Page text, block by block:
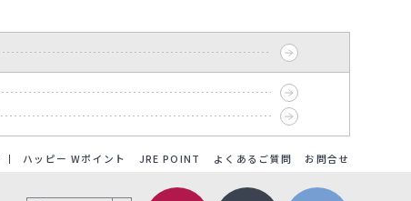
ハッピー Wポイント JRE POINT よくあるご質問 お問合せ